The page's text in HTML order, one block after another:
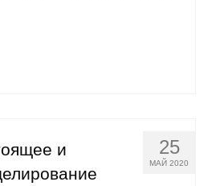
25
МАЙ 2020
и